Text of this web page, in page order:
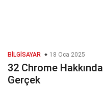
BILGISAYAR 18 Oca 2025
32 Chrome Hakkında
Gerçek